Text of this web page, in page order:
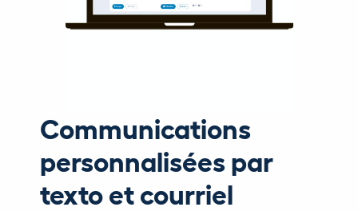
Communications
personnalisées par
texto et courriel